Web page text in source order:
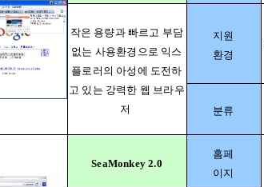
작은 용량과 빠르고 부담
없는 사용환경으로 익스
플로러의 아성에 도전하
고 있는 강력한 웹 브라우
저
지원
환경
분류
SeaMonkey 2.0
홈페
이지